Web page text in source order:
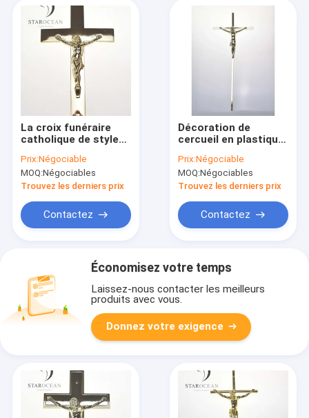
La croix funéraire
catholique de style
Friendly PF-02
Prix:Négociable
MOQ:Négociables
Trouvez les derniers prix
Contactez
Décoration de
cercueil en plastique
galvanisée livraison
rapide
Prix:Négociable
MOQ:Négociables
Trouvez les derniers prix
Contactez
Économisez votre temps
Laissez-nous contacter les meilleurs
produits avec vous.
Donnez votre exigence